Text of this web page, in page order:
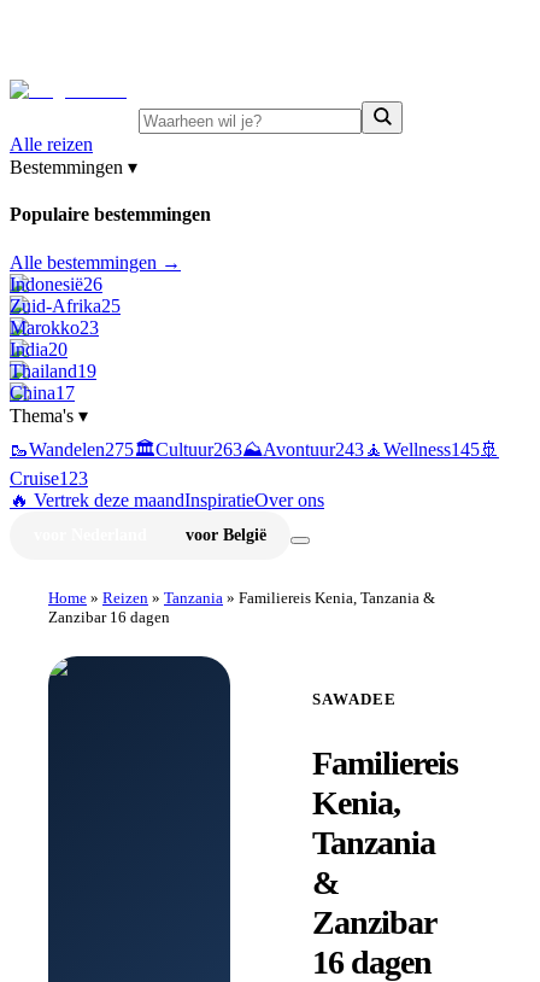
Alle reizen
Bestemmingen ▾
Populaire bestemmingen
Alle bestemmingen →
Indonesië26
Zuid-Afrika25
Marokko23
India20
Thailand19
China17
Thema's ▾
🥾Wandelen275🏛️Cultuur263⛰️Avontuur243🧘Wellness145🚢
Cruise123
🔥 Vertrek deze maandInspiratieOver ons
voor België
Home » Reizen » Tanzania » Familiereis Kenia, Tanzania &
Zanzibar 16 dagen
SAWADEE
Familiereis
Kenia,
Tanzania
&
Zanzibar
16 dagen